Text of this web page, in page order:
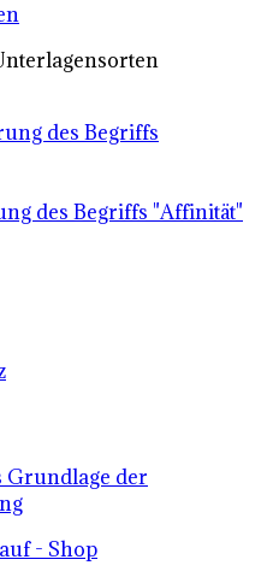
des Begriffs
des Begriffs "Affinität"
Grundlage der
- Shop